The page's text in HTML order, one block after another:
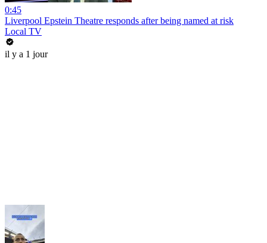
0:45
Liverpool Epstein Theatre responds after being named at risk
Local TV
il y a 1 jour